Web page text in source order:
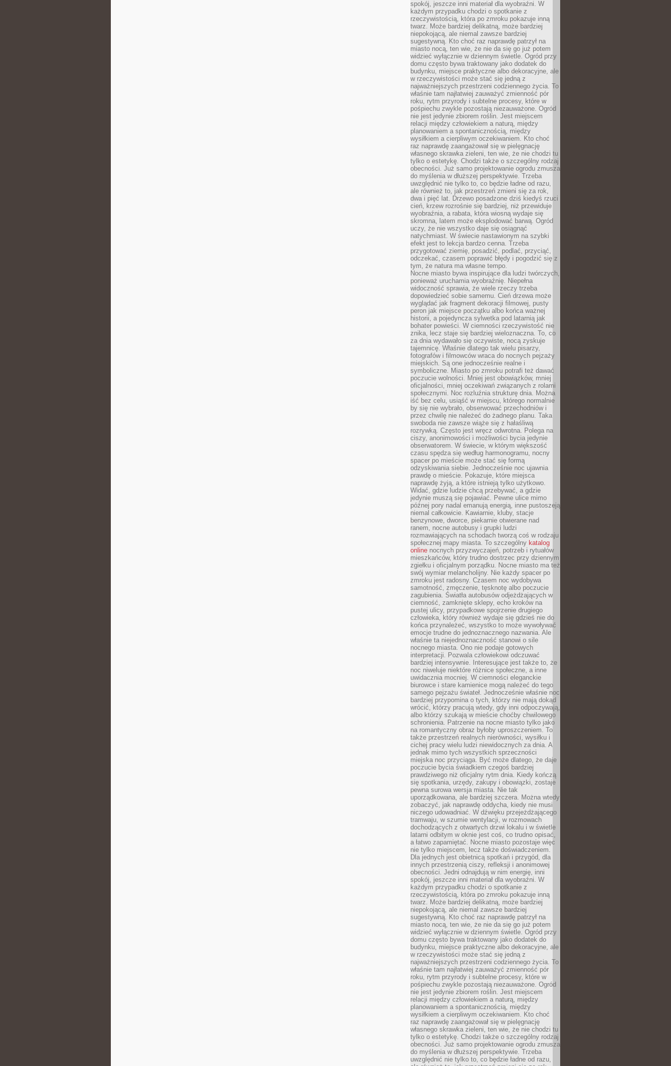
spokój, jeszcze inni materiał dla wyobraźni. W
każdym przypadku chodzi o spotkanie z
rzeczywistością, która po zmroku pokazuje inną
twarz. Może bardziej delikatną, może bardziej
niepokojącą, ale niemal zawsze bardziej
sugestywną. Kto choć raz naprawdę patrzył na
miasto nocą, ten wie, że nie da się go już potem
widzieć wyłącznie w dziennym świetle. Ogród przy
domu często bywa traktowany jako dodatek do
budynku, miejsce praktyczne albo dekoracyjne, ale
w rzeczywistości może stać się jedną z
najważniejszych przestrzeni codziennego życia. To
właśnie tam najłatwiej zauważyć zmienność pór
roku, rytm przyrody i subtelne procesy, które w
pośpiechu zwykle pozostają niezauważone. Ogród
nie jest jedynie zbiorem roślin. Jest miejscem
relacji między człowiekiem a naturą, między
planowaniem a spontanicznością, między
wysiłkiem a cierpliwym oczekiwaniem. Kto choć
raz naprawdę zaangażował się w pielęgnację
własnego skrawka zieleni, ten wie, że nie chodzi tu
tylko o estetykę. Chodzi także o szczególny rodzaj
obecności. Już samo projektowanie ogrodu zmusza
do myślenia w dłuższej perspektywie. Trzeba
uwzględnić nie tylko to, co będzie ładne od razu,
ale również to, jak przestrzeń zmieni się za rok,
dwa i pięć lat. Drzewo posadzone dziś kiedyś rzuci
cień, krzew rozrośnie się bardziej, niż przewiduje
wyobraźnia, a rabata, która wiosną wydaje się
skromna, latem może eksplodować barwą. Ogród
uczy, że nie wszystko daje się osiągnąć
natychmiast. W świecie nastawionym na szybki
efekt jest to lekcja bardzo cenna. Trzeba
przygotować ziemię, posadzić, podlać, przyciąć,
odczekać, czasem poprawić błędy i pogodzić się z
tym, że natura ma własne tempo.
Nocne miasto bywa inspirujące dla ludzi twórczych,
ponieważ uruchamia wyobraźnię. Niepełna
widoczność sprawia, że wiele rzeczy trzeba
dopowiedzieć sobie samemu. Cień drzewa może
wyglądać jak fragment dekoracji filmowej, pusty
peron jak miejsce początku albo końca ważnej
historii, a pojedyncza sylwetka pod latarnią jak
bohater powieści. W ciemności rzeczywistość nie
znika, lecz staje się bardziej wieloznaczna. To, co
za dnia wydawało się oczywiste, nocą zyskuje
tajemnicę. Właśnie dlatego tak wielu pisarzy,
fotografów i filmowców wraca do nocnych pejzaży
miejskich. Są one jednocześnie realne i
symboliczne. Miasto po zmroku potrafi też dawać
poczucie wolności. Mniej jest obowiązków, mniej
oficjalności, mniej oczekiwań związanych z rolami
społecznymi. Noc rozluźnia strukturę dnia. Można
iść bez celu, usiąść w miejscu, którego normalnie
by się nie wybrało, obserwować przechodniów i
przez chwilę nie należeć do żadnego planu. Taka
swoboda nie zawsze wiąże się z hałaśliwą
rozrywką. Często jest wręcz odwrotna. Polega na
ciszy, anonimowości i możliwości bycia jedynie
obserwatorem. W świecie, w którym większość
czasu spędza się według harmonogramu, nocny
spacer po mieście może stać się formą
odzyskiwania siebie. Jednocześnie noc ujawnia
prawdę o mieście. Pokazuje, które miejsca
naprawdę żyją, a które istnieją tylko użytkowo.
Widać, gdzie ludzie chcą przebywać, a gdzie
jedynie muszą się pojawiać. Pewne ulice mimo
późnej pory nadal emanują energią, inne pustoszeją
niemal całkowicie. Kawiarnie, kluby, stacje
benzynowe, dworce, piekarnie otwierane nad
ranem, nocne autobusy i grupki ludzi
rozmawiających na schodach tworzą coś w rodzaju
społecznej mapy miasta. To szczególny katalog
online nocnych przyzwyczajeń, potrzeb i rytuałów
mieszkańców, który trudno dostrzec przy dziennym
zgiełku i oficjalnym porządku. Nocne miasto ma też
swój wymiar melancholijny. Nie każdy spacer po
zmroku jest radosny. Czasem noc wydobywa
samotność, zmęczenie, tęsknotę albo poczucie
zagubienia. Światła autobusów odjeżdżających w
ciemność, zamknięte sklepy, echo kroków na
pustej ulicy, przypadkowe spojrzenie drugiego
człowieka, który również wydaje się gdzieś nie do
końca przynależeć, wszystko to może wywoływać
emocje trudne do jednoznacznego nazwania. Ale
właśnie ta niejednoznaczność stanowi o sile
nocnego miasta. Ono nie podaje gotowych
interpretacji. Pozwala człowiekowi odczuwać
bardziej intensywnie. Interesujące jest także to, że
noc niweluje niektóre różnice społeczne, a inne
uwidacznia mocniej. W ciemności eleganckie
biurowce i stare kamienice mogą należeć do tego
samego pejzażu świateł. Jednocześnie właśnie noc
bardziej przypomina o tych, którzy nie mają dokąd
wrócić, którzy pracują wtedy, gdy inni odpoczywają,
albo którzy szukają w mieście choćby chwilowego
schronienia. Patrzenie na nocne miasto tylko jako
na romantyczny obraz byłoby uproszczeniem. To
także przestrzeń realnych nierówności, wysiłku i
cichej pracy wielu ludzi niewidocznych za dnia. A
jednak mimo tych wszystkich sprzeczności
miejska noc przyciąga. Być może dlatego, że daje
poczucie bycia świadkiem czegoś bardziej
prawdziwego niż oficjalny rytm dnia. Kiedy kończą
się spotkania, urzędy, zakupy i obowiązki, zostaje
pewna surowa wersja miasta. Nie tak
uporządkowana, ale bardziej szczera. Można wtedy
zobaczyć, jak naprawdę oddycha, kiedy nie musi
niczego udowadniać. W dźwięku przejeżdżającego
tramwaju, w szumie wentylacji, w rozmowach
dochodzących z otwartych drzwi lokalu i w świetle
latarni odbitym w oknie jest coś, co trudno opisać,
a łatwo zapamiętać. Nocne miasto pozostaje więc
nie tylko miejscem, lecz także doświadczeniem.
Dla jednych jest obietnicą spotkań i przygód, dla
innych przestrzenią ciszy, refleksji i anonimowej
obecności. Jedni odnajdują w nim energię, inni
spokój, jeszcze inni materiał dla wyobraźni. W
każdym przypadku chodzi o spotkanie z
rzeczywistością, która po zmroku pokazuje inną
twarz. Może bardziej delikatną, może bardziej
niepokojącą, ale niemal zawsze bardziej
sugestywną. Kto choć raz naprawdę patrzył na
miasto nocą, ten wie, że nie da się go już potem
widzieć wyłącznie w dziennym świetle. Ogród przy
domu często bywa traktowany jako dodatek do
budynku, miejsce praktyczne albo dekoracyjne, ale
w rzeczywistości może stać się jedną z
najważniejszych przestrzeni codziennego życia. To
właśnie tam najłatwiej zauważyć zmienność pór
roku, rytm przyrody i subtelne procesy, które w
pośpiechu zwykle pozostają niezauważone. Ogród
nie jest jedynie zbiorem roślin. Jest miejscem
relacji między człowiekiem a naturą, między
planowaniem a spontanicznością, między
wysiłkiem a cierpliwym oczekiwaniem. Kto choć
raz naprawdę zaangażował się w pielęgnację
własnego skrawka zieleni, ten wie, że nie chodzi tu
tylko o estetykę. Chodzi także o szczególny rodzaj
obecności. Już samo projektowanie ogrodu zmusza
do myślenia w dłuższej perspektywie. Trzeba
uwzględnić nie tylko to, co będzie ładne od razu,